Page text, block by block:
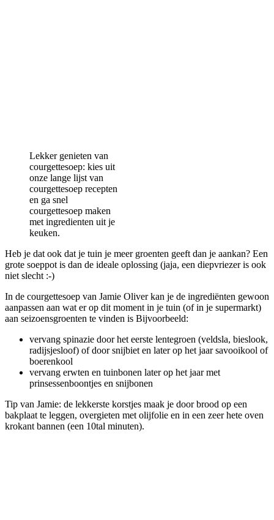
Lekker genieten van
courgettesoep: kies uit
onze lange lijst van
courgettesoep recepten
en ga snel
courgettesoep maken
met ingredienten uit je
keuken.
Heb je dat ook dat je tuin je meer groenten geeft dan je aankan? Een
grote soeppot is dan de ideale oplossing (jaja, een diepvriezer is ook
niet slecht :-)
In de courgettesoep van Jamie Oliver kan je de ingrediënten gewoon
aanpassen aan wat er op dit moment in je tuin (of in je supermarkt)
aan seizoensgroenten te vinden is Bijvoorbeeld:
vervang spinazie door het eerste lentegroen (veldsla, bieslook,
radijsjesloof) of door snijbiet en later op het jaar savooikool of
boerenkool
vervang erwten en tuinbonen later op het jaar met
prinsessenboontjes en snijbonen
Tip van Jamie: de lekkerste korstjes maak je door brood op een
bakplaat te leggen, overgieten met olijfolie en in een zeer hete oven
krokant bannen (een 10tal minuten).